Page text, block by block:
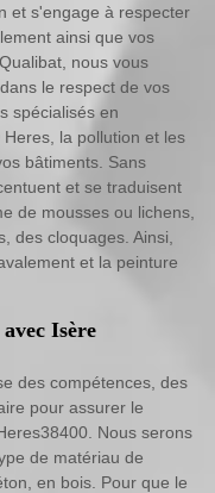
et s'engage à respecter
ainsi que vos
nous vous
le respect de vos
spécialisés en
la pollution et les
bâtiments. Sans
et se traduisent
de mousses ou lichens,
des cloquages. Ainsi,
et la peinture
Isère
des compétences, des
pour assurer le
Nous serons
de matériau de
en bois. Pour que le